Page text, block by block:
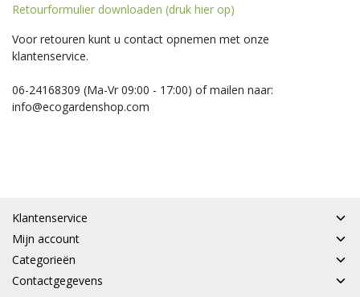
Retourformulier downloaden (druk hier op)
Voor retouren kunt u contact opnemen met onze
klantenservice.
06-24168309 (Ma-Vr 09:00 - 17:00) of mailen naar:
info@ecogardenshop.com
Klantenservice
Mijn account
Categorieën
Contactgegevens